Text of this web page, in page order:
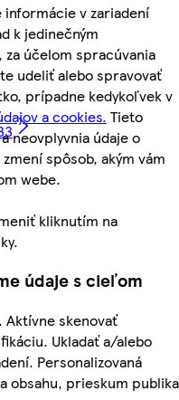
informácie v zariadení
k jedinečným
účelom spracúvania
udeliť alebo spravovať
prípadne kedykoľvek v
a cookies. Tieto
neovplyvnia údaje o
spôsob, akým vám
webe.
kliknutím na
údaje s cieľom
Aktívne skenovať
Ukladať a/alebo
Personalizovaná
obsahu, prieskum publika